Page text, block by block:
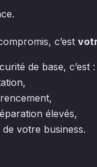
c’est
de base, c’est :
élevés,
votre business.